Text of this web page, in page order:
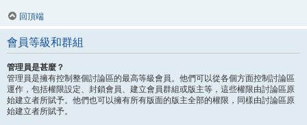
回頂端
會員等級和群組
管理員是甚麼？
管理員是擁有控制整個討論區的最高等級會員。他們可以從各個方面控制討論區
運作，包括權限設定、封鎖會員、建立會員群組或版主等，這些權限由討論區原
始建立者所賦予。他們也可以擁有所有版面的版主全部的權限，同樣由討論區原
始建立者所賦予。